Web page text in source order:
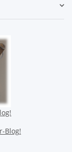
Blog!